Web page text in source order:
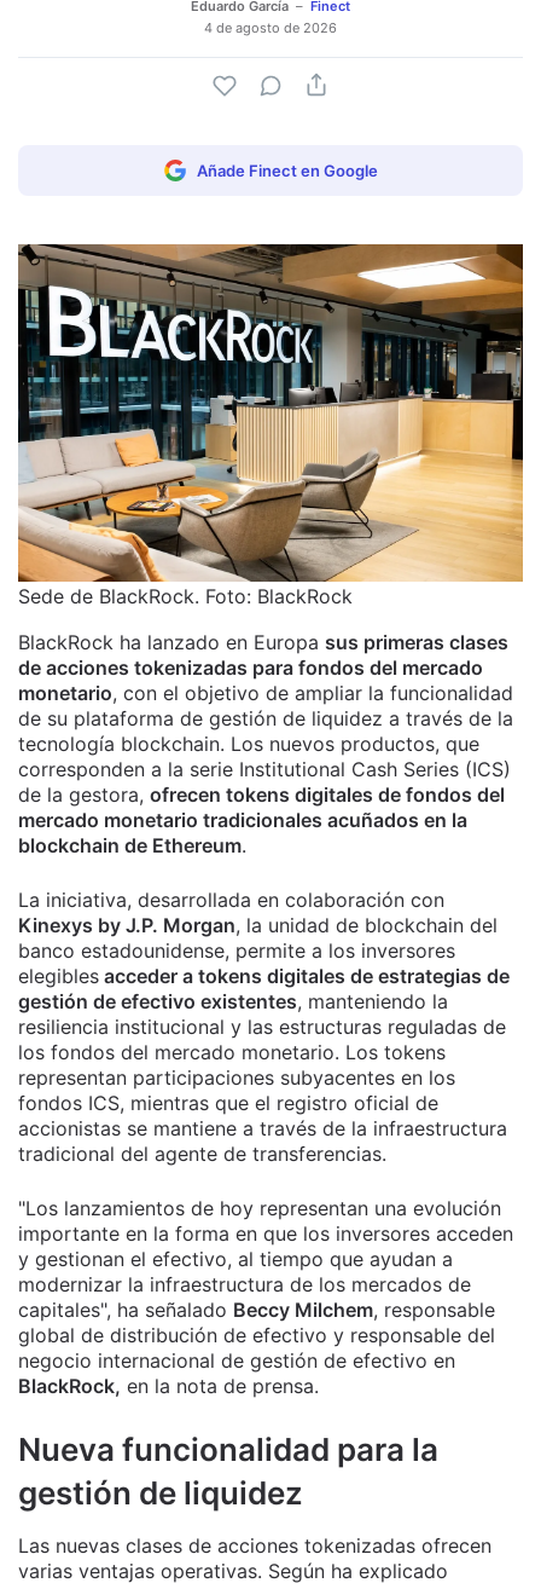
Eduardo García
Finect
4 de agosto de 2026
Añade Finect en Google
Sede de BlackRock. Foto: BlackRock
BlackRock ha lanzado en Europa sus primeras clases
de acciones tokenizadas para fondos del mercado
monetario, con el objetivo de ampliar la funcionalidad
de su plataforma de gestión de liquidez a través de la
tecnología blockchain. Los nuevos productos, que
corresponden a la serie Institutional Cash Series (ICS)
de la gestora, ofrecen tokens digitales de fondos del
mercado monetario tradicionales acuñados en la
blockchain de Ethereum.
La iniciativa, desarrollada en colaboración con
Kinexys by J.P. Morgan, la unidad de blockchain del
banco estadounidense, permite a los inversores
elegibles acceder a tokens digitales de estrategias de
gestión de efectivo existentes, manteniendo la
resiliencia institucional y las estructuras reguladas de
los fondos del mercado monetario. Los tokens
representan participaciones subyacentes en los
fondos ICS, mientras que el registro oficial de
accionistas se mantiene a través de la infraestructura
tradicional del agente de transferencias.
"Los lanzamientos de hoy representan una evolución
importante en la forma en que los inversores acceden
y gestionan el efectivo, al tiempo que ayudan a
modernizar la infraestructura de los mercados de
capitales", ha señalado Beccy Milchem, responsable
global de distribución de efectivo y responsable del
negocio internacional de gestión de efectivo en
BlackRock, en la nota de prensa.
Nueva funcionalidad para la
gestión de liquidez
Las nuevas clases de acciones tokenizadas ofrecen
varias ventajas operativas. Según ha explicado